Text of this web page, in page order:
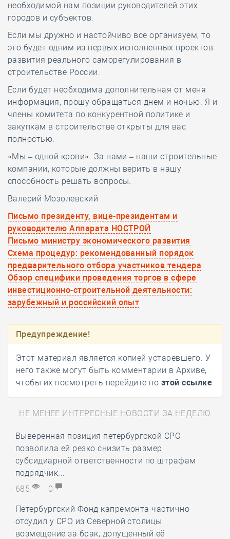
необходимой нам позиции руководителей этих
городов и субъектов.
Если мы дружно и настойчиво все организуем, то
это будет одним из первых исполненных проектов
развития реального саморегулирования в
строительстве России.
Если будет необходима дополнительная от меня
информация, прошу обращаться днем и ночью. Я и
члены комитета по конкурентной политике и
закупкам в строительстве открыты для вас
полностью.
«Мы – одной крови». За нами – наши строительные
компании, которые должны верить в нашу
способность решать вопросы.
Валерий Мозолевский
Письмо президенту, вице-президентам и
руководителю Аппарата НОСТРОЙ
Письмо министру экономического развития
Схема процедур: рекомендованный порядок
предварительного отбора участников тендера
Обзор специфики проведения торгов в сфере
инвестиционно-строительной деятельности:
зарубежный и российский опыт
Предупреждение!
Этот материал является копией устаревшего. У
него также могут быть комментарии в Архиве,
чтобы их посмотреть перейдите по этой ссылке
НЕ МЕНЕЕ ИНТЕРЕСНЫЕ НОВОСТИ ЗА НЕДЕЛЮ
Выверенная позиция петербургской СРО
позволила ей резко снизить размер
субсидиарной ответственности по штрафам
подрядчик...
685
0
Петербургский Фонд капремонта частично
отсудил у СРО из Северной столицы
возмещение за брак, допущенный её